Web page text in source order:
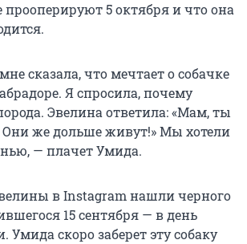
прооперируют 5 октября и что она
сказала, что мечтает о собачке
Я спросила, почему
Эвелина ответила: «Мам, ты
Они же дольше живут!» Мы хотели
— плачет Умида.
в Instagram нашли черного
15 сентября — в день
Умида скоро заберет эту собаку